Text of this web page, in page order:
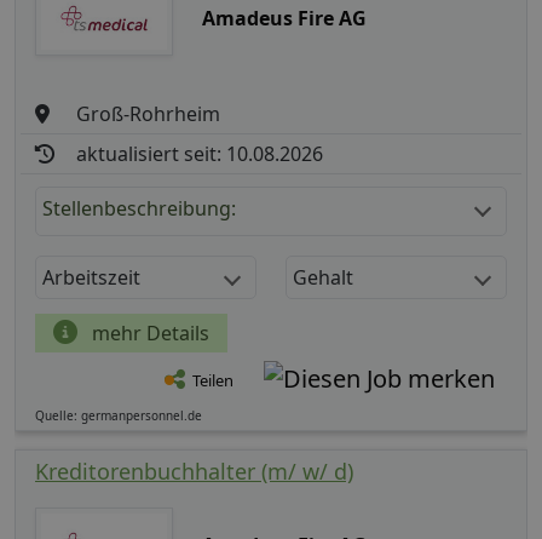
Amadeus Fire AG
Groß-Rohrheim
aktualisiert seit: 10.08.2026
Stellenbeschreibung:
Arbeitszeit Gehalt
mehr Details
Teilen
Quelle: germanpersonnel.de
Kreditorenbuchhalter (m/ w/ d)